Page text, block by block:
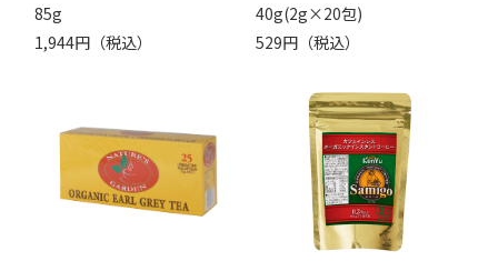
85g
1,944円（税込）
40g(2g×20包)
529円（税込）